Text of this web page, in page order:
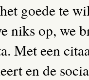
goede te
niks op, we
Met een
en de